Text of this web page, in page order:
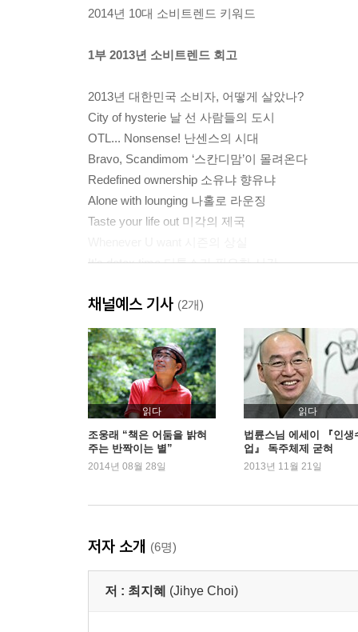
2014년 10대 소비트렌드 키워드
1부 2013년 소비트렌드 회고
2013년 대한민국 소비자, 어떻게 살았나?
City of hysterie 날 선 사람들의 도시
OTL... Nonsense! 난센스의 시대
Bravo, Scandimom ‘스칸디맘’이 몰려온다
Redefined ownership 소유냐 향유냐
Alone with lounging 나홀로 라운징
Taste your life out 미각의 제국
It’s detox time 디톡스가 필요한 시간
Trouble is welcomed 적절한 불편
신조어로 돌아본 2013
2부 2014년 소비트렌드 전망
2014년의 전반적 전망
Dear, got swag? 참을 수 있는 ‘스웨그’의 가벼움
Answer is in your body 몸이 답이다
Read between the ultra-niches 초니치, 틈새의 틈
Reboot everything 해석의 재해석
Surprise me, guys! 예정된 우연
Eyes on you, eyes on me 관음의 시대, ‘스몰브라
채널예스 기사 (2개)
읽다
조웅래 “책은 어둠을 밝혀
주는 반짝이는 별”
2014년 08월 28일
읽다
법륜스님 에세이 『인생
업』 독주체제 굳혀
2013년 11월 21일
저자 소개 (6명)
저 : 최지혜 (Jihye Choi)